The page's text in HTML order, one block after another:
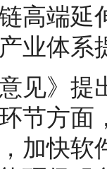
高端延
业体系
见》
节方面
加快软